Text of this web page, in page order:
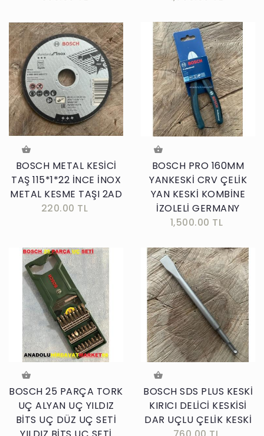
BOSCH METAL KESİCİ
TAŞ 115*1*22 İNCE İNOX
METAL KESME TAŞI 2AD
220.00 TL
BOSCH PRO 160MM
YANKESKİ CRV ÇELİK
YAN KESKİ KOMBİNE
İZOLELİ GERMANY
1,500.00 TL
BOSCH 25 PARÇA TORK
UÇ ALYAN UÇ YILDIZ
BİTS UÇ DÜZ UÇ SETİ
BOSCH SDS PLUS KESKİ
KIRICI DELİCİ KESKİSİ
DAR UÇLU ÇELİK KESKİ